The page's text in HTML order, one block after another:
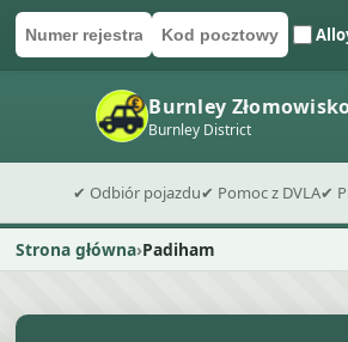
Numer
Kod pocztowy
Wyślij formularz
Burnley
Burnley District
✔ Odbiór pojazdu✔ Pomoc z DVLA✔
Strona główna Padiham